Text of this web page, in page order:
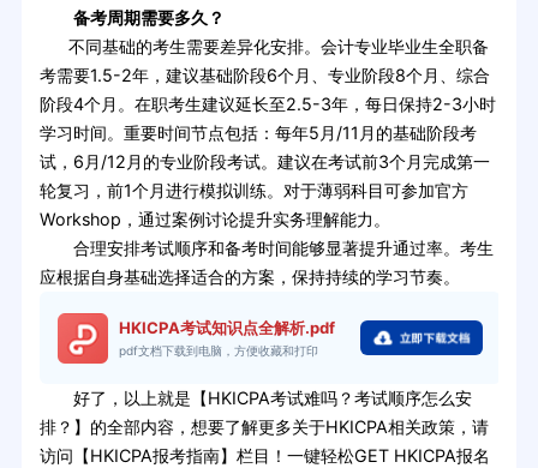
备考周期需要多久？
不同基础的考生需要差异化安排。会计专业毕业生全职备
考需要1.5-2年，建议基础阶段6个月、专业阶段8个月、综合
阶段4个月。在职考生建议延长至2.5-3年，每日保持2-3小时
学习时间。重要时间节点包括：每年5月/11月的基础阶段考
试，6月/12月的专业阶段考试。建议在考试前3个月完成第一
轮复习，前1个月进行模拟训练。对于薄弱科目可参加官方
Workshop，通过案例讨论提升实务理解能力。
合理安排考试顺序和备考时间能够显著提升通过率。考生
应根据自身基础选择适合的方案，保持持续的学习节奏。
HKICPA考试知识点全解析.pdf
pdf文档下载到电脑，方便收藏和打印
好了，以上就是【HKICPA考试难吗？考试顺序怎么安
排？】的全部内容，想要了解更多关于HKICPA相关政策，请
访问【HKICPA报考指南】栏目！一键轻松GET HKICPA报名